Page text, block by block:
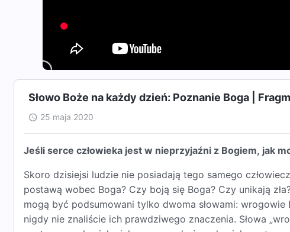
Słowo Boże na każdy dzień: Poznanie Boga |
25 maja 2020
Jeśli serce człowieka jest w nieprzyjaźni z Bogiem, jak
Skoro dzisiejsi ludzie nie posiadają tego samego
postawą wobec Boga? Czy boją się Boga? Czy unikają
mogą być podsumowani tylko dwoma słowami:
nigdy nie znaliście ich prawdziwego znaczenia. Słowa